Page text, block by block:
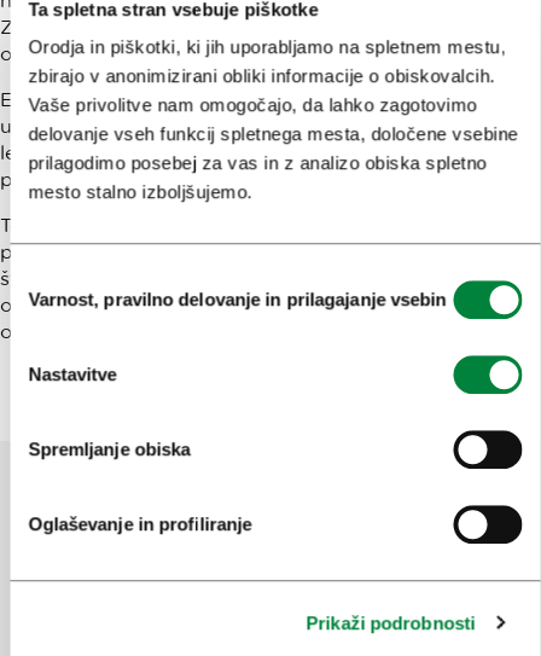
Ta spletna stran vsebuje piškotke
Orodja in piškotki, ki jih uporabljamo na spletnem mestu,
zbirajo v anonimizirani obliki informacije o obiskovalcih.
Vaše privolitve nam omogočajo, da lahko zagotovimo
delovanje vseh funkcij spletnega mesta, določene vsebine
prilagodimo posebej za vas in z analizo obiska spletno
mesto stalno izboljšujemo.
Izbira
soglasja
Varnost, pravilno delovanje in prilagajanje vsebin
Nastavitve
Spremljanje obiska
Oglaševanje in profiliranje
Prikaži podrobnosti
Združujejo na milijone popotnikov, ki podpirajo in
odkrivajo najlepše destinacije v Evropi.
European Best Destinations je Ljubljano v letu 2020
uvrstila med najbolj varne božične destinacije v Evropi,
leta 2021 pa jo je razglasila za najboljšo zeleno
prestolnico Evrope.
Tekmovanje »European Best Destinations« igra
pomembno vlogo pri promociji Evrope kot destinacije
številka ena na svetu. Postalo je stičišče turističnih
organizacij in svetovnih popotnikov ter glavna vrata v
odkrivanje Evrope.
Pomagajte nam izboljšati spletno
Ste našli informacije, ki ste jih iskali?